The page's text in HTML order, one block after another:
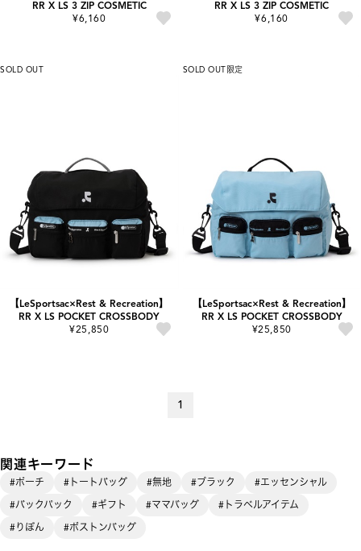
RR X LS 3 ZIP COSMETIC
¥6,160
RR X LS 3 ZIP COSMETIC
¥6,160
SOLD OUT
【LeSportsac×Rest & Recreation】
RR X LS POCKET CROSSBODY
¥25,850
SOLD OUT 限定
【LeSportsac×Rest & Recreation】
RR X LS POCKET CROSSBODY
¥25,850
1
関連キーワード
#ポーチ #トートバッグ #無地 #ブラック
#エッセンシャル
#バックパック
#ギフト #ママバッグ
#トラベルアイテム
#りぼん
#ボストンバッグ